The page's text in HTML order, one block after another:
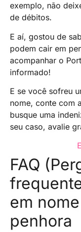
exemplo, não
de débitos.
E aí, gostou de
podem cair em
acompanhar o
informado!
E se você sofreu
nome, conte com
busque uma
seu caso, avalie
FAQ
em
penhora